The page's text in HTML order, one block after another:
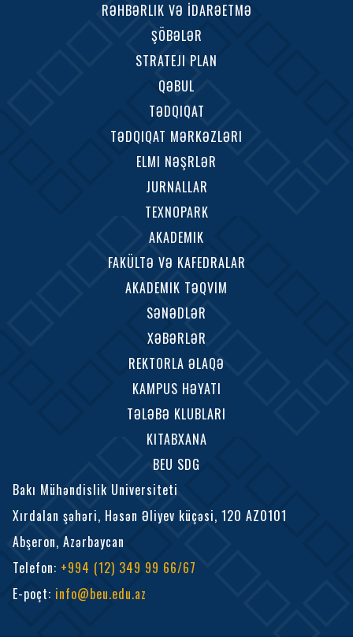
RƏHBƏRLIK VƏ İDARƏETMƏ
ŞÖBƏLƏR
STRATEJI PLAN
QƏBUL
TƏDQIQAT
TƏDQIQAT MƏRKƏZLƏRI
ELMI NƏŞRLƏR
JURNALLAR
TEXNOPARK
AKADEMIK
FAKÜLTƏ VƏ KAFEDRALAR
AKADEMIK TƏQVIM
SƏNƏDLƏR
XƏBƏRLƏR
REKTORLA ƏLAQƏ
KAMPUS HƏYATI
TƏLƏBƏ KLUBLARI
KITABXANA
BEU SDG
Bakı Mühəndislik Universiteti
Xırdalan şəhəri, Həsən Əliyev küçəsi, 120 AZ0101
Abşeron, Azərbaycan
Telefon: +994 (12) 349 99 66/67
E-poçt: info@beu.edu.az